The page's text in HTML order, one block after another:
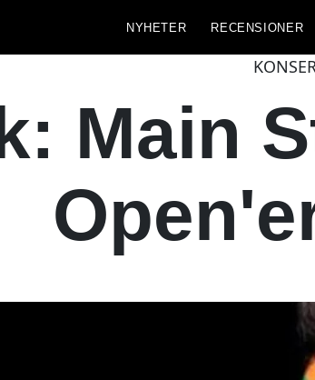
NYHETER RECENSIONER
Main